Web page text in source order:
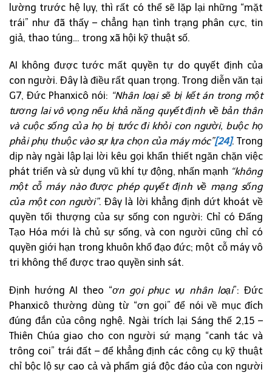
lường trước hệ lụy, thì rất có thể sẽ lặp lại những “mặt
trái” như đã thấy – chẳng hạn tình trạng phân cực, tin
giả, thao túng… trong xã hội kỹ thuật số.
AI không được tước mất quyền tự do quyết định của
con người. Đây là điều rất quan trọng. Trong diễn văn tại
G7, Đức Phanxicô nói: “Nhân loại sẽ bị kết án trong một
tương lai vô vọng nếu khả năng quyết định về bản thân
và cuộc sống của họ bị tước đi khỏi con người, buộc họ
phải phụ thuộc vào sự lựa chọn của máy móc”[24]. Trong
dịp này ngài lập lại lời kêu gọi khẩn thiết ngăn chặn việc
phát triển và sử dụng vũ khí tự động, nhấn mạnh “không
một cỗ máy nào được phép quyết định về mạng sống
của một con người”. Đây là lời khẳng định dứt khoát về
quyền tối thượng của sự sống con người: Chỉ có Đấng
Tạo Hóa mới là chủ sự sống, và con người cũng chỉ có
quyền giới hạn trong khuôn khổ đạo đức; một cỗ máy vô
tri không thể được trao quyền sinh sát.
Định hướng AI theo “ơn gọi phục vụ nhân loại”: Đức
Phanxicô thường dùng từ “ơn gọi” để nói về mục đích
đúng đắn của công nghệ. Ngài trích lại Sáng thế 2,15 –
Thiên Chúa giao cho con người sứ mạng “canh tác và
trông coi” trái đất – để khẳng định các công cụ kỹ thuật
chỉ bộc lộ sự cao cả và phẩm giá độc đáo của con người